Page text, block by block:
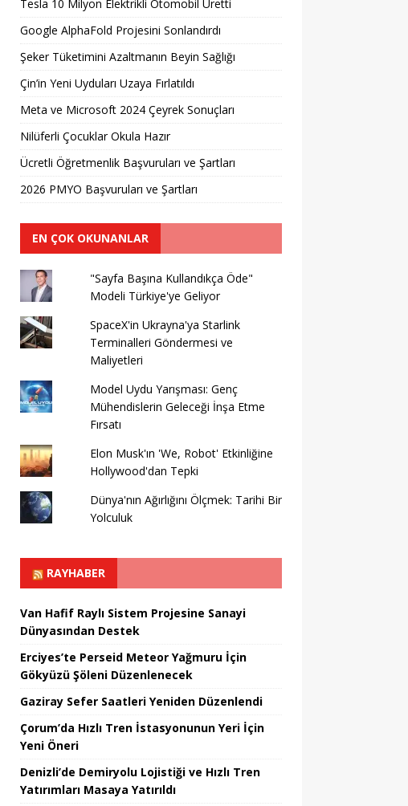
Tesla 10 Milyon Elektrikli Otomobil Üretti
Google AlphaFold Projesini Sonlandırdı
Şeker Tüketimini Azaltmanın Beyin Sağlığı
Çin’in Yeni Uyduları Uzaya Fırlatıldı
Meta ve Microsoft 2024 Çeyrek Sonuçları
Nilüferli Çocuklar Okula Hazır
Ücretli Öğretmenlik Başvuruları ve Şartları
2026 PMYO Başvuruları ve Şartları
EN ÇOK OKUNANLAR
"Sayfa Başına Kullandıkça Öde"
Modeli Türkiye'ye Geliyor
SpaceX'in Ukrayna'ya Starlink
Terminalleri Göndermesi ve
Maliyetleri
Model Uydu Yarışması: Genç
Mühendislerin Geleceği İnşa Etme
Fırsatı
Elon Musk'ın 'We, Robot' Etkinliğine
Hollywood'dan Tepki
Dünya'nın Ağırlığını Ölçmek: Tarihi Bir
Yolculuk
RAYHABER
Van Hafif Raylı Sistem Projesine Sanayi
Dünyasından Destek
Erciyes’te Perseid Meteor Yağmuru İçin
Gökyüzü Şöleni Düzenlenecek
Gaziray Sefer Saatleri Yeniden Düzenlendi
Çorum’da Hızlı Tren İstasyonunun Yeri İçin
Yeni Öneri
Denizli’de Demiryolu Lojistiği ve Hızlı Tren
Yatırımları Masaya Yatırıldı